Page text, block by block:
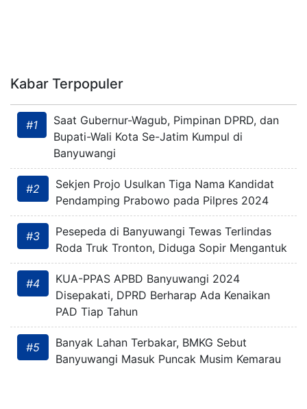
Kabar Terpopuler
#1
Saat Gubernur-Wagub, Pimpinan DPRD, dan
Bupati-Wali Kota Se-Jatim Kumpul di
Banyuwangi
#2
Sekjen Projo Usulkan Tiga Nama Kandidat
Pendamping Prabowo pada Pilpres 2024
#3
Pesepeda di Banyuwangi Tewas Terlindas
Roda Truk Tronton, Diduga Sopir Mengantuk
#4
KUA-PPAS APBD Banyuwangi 2024
Disepakati, DPRD Berharap Ada Kenaikan
PAD Tiap Tahun
#5
Banyak Lahan Terbakar, BMKG Sebut
Banyuwangi Masuk Puncak Musim Kemarau